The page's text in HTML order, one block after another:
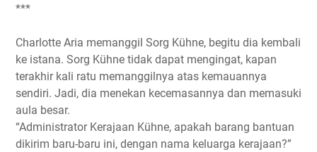
***
Charlotte Aria memanggil Sorg Kühne, begitu dia kembali
ke istana. Sorg Kühne tidak dapat mengingat, kapan
terakhir kali ratu memanggilnya atas kemauannya
sendiri. Jadi, dia menekan kecemasannya dan memasuki
aula besar.
“Administrator Kerajaan Kühne, apakah barang bantuan
dikirim baru-baru ini, dengan nama keluarga kerajaan?”